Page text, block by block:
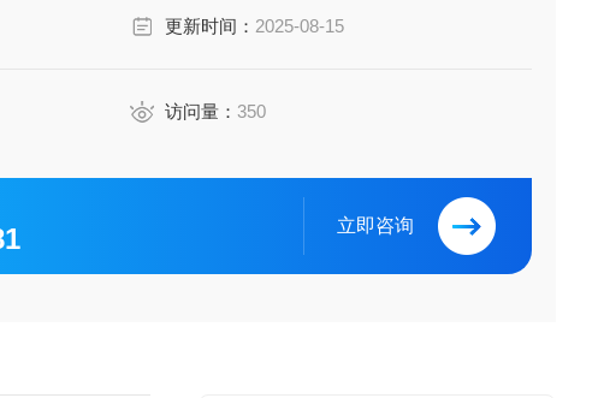
更新时间： 2025-08-15
访问量： 350
立即咨询